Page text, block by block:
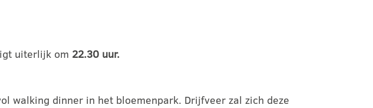
uiterlijk om 22.30 uur.
walking dinner in het bloemenpark. Drijfveer zal zich deze